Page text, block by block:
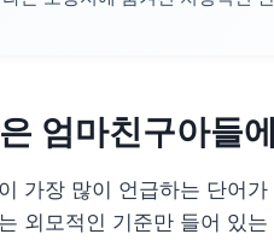
엄마친구아들
가장 많이 언급하는 단어
외모적인 기준만 들어 있